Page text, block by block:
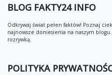
BLOG FAKTY24 INFO
Odkrywaj świat pełen faktów! Poznaj
najnowsze doniesienia na naszym
rozrywką.
POLITYKA